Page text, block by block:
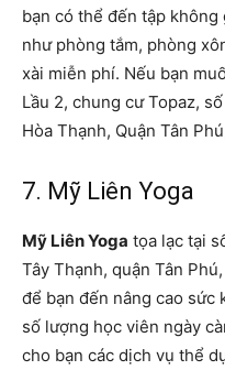
bạn có thể đến tập
như phòng tắm, phòng
xài miễn phí. Nếu bạn
Lầu 2, chung cư Topaz,
Hòa Thạnh, Quận Tân
7. Mỹ Liên Yoga
Mỹ Liên Yoga tọa lạc tại
Tây Thạnh, quận Tân
để bạn đến nâng cao sức
số lượng học viên ngày
cho bạn các dịch vụ thể